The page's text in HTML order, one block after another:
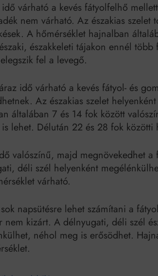
várható a kevés fátyolfelhő
nem várható. Az északias szelet
A hőmérséklet hajnalban
északkeleti tájakon ennél
fel a levegő.
idő várható a kevés fátyol- és
Az északias szelet
általában 7 és 14 fok között
lehet. Délután 22 és 28 fok közötti
valószínű, majd megnövekedhet
déli szél helyenként
várható.
napsütésre lehet számítani a
nem kizárt. A délnyugati, déli szél
néhol meg is erősödhet.